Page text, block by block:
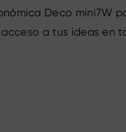
Deco mini7W
a tus ideas en